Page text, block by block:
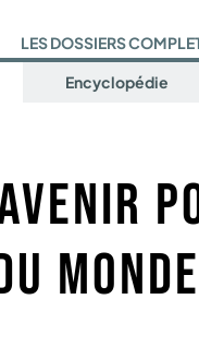
LES DOSSIERS
Encyclopédie